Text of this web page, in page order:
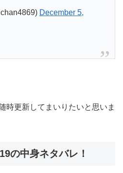
December 5,
時更新してまいりたいと思いま
の中身ネタバレ！